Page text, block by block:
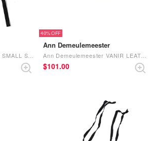
40%
Ann Demeulemeester
$‌101.00